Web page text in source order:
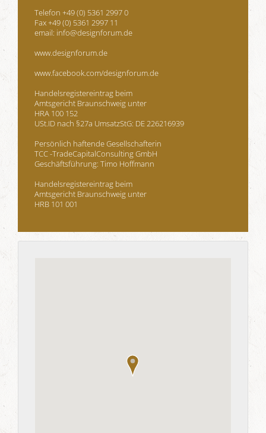
Telefon +49 (0) 5361 2997 0
Fax +49 (0) 5361 2997 11
email: info@designforum.de
www.designforum.de
www.facebook.com/designforum.de
Handelsregistereintrag beim
Amtsgericht Braunschweig unter
HRA 100 152
USt.ID nach §27a UmsatzStG: DE 226216939
Persönlich haftende Gesellschafterin
TCC -TradeCapitalConsulting GmbH
Geschäftsführung: Timo Hoffmann
Handelsregistereintrag beim
Amtsgericht Braunschweig unter
HRB 101 001